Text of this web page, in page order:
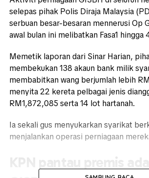
selepas pihak Polis Diraja Malaysia
serbuan besar-besaran mennerusi Op
awal bulan ini melibatkan Fasa1 hingga
Memetik laporan dari Sinar Harian,
membekukan 138 akaun bank milik
membabitkan wang berjumlah lebih
menyita 22 kereta pelbagai jenis
RM1,872,085 serta 14 lot hartanah.
Ia sekali gus menyukarkan syarikat
menjalankan operasi perniagaan